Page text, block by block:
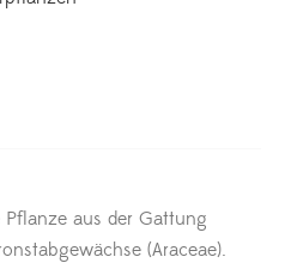
Pflanze aus der Gattung
(Araceae).